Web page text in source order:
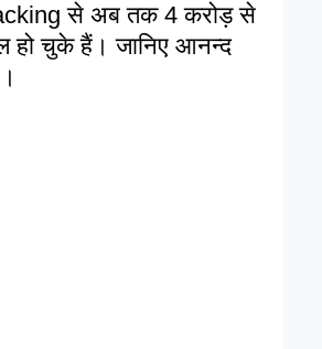
से अब तक 4 करोड़ से
हो चुके हैं। जानिए आनन्द